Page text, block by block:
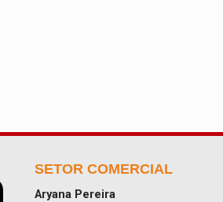
SETOR COMERCIAL
Aryana Pereira